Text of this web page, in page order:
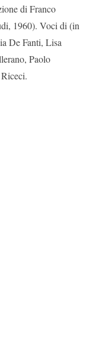
di Franco
1960). Voci di (in
De Fanti, Lisa
Paolo